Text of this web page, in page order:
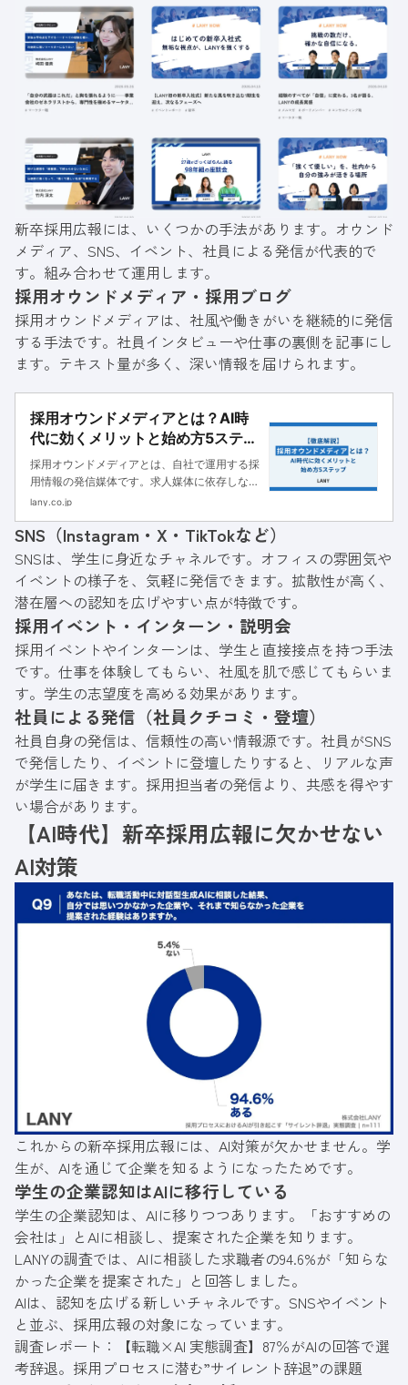
新卒採用広報には、いくつかの手法があります。オウンド
メディア、SNS、イベント、社員による発信が代表的で
す。組み合わせて運用します。
採用オウンドメディア・採用ブログ
採用オウンドメディアは、社風や働きがいを継続的に発信
する手法です。社員インタビューや仕事の裏側を記事にし
ます。テキスト量が多く、深い情報を届けられます。
採用オウンドメディアとは？AI時
代に効くメリットと始め方5ステッ
プ
採用オウンドメディアとは、自社で運用する採
用情報の発信媒体です。求人媒体に依存しない
母集団形成を実現できるだけでなく、AI時代に
役割も担います。本記事では、採用オウンドメ
ディアの種類やメリット、立ち上げから運用ま
での5つのステップを、実証データを交えなが
ら解説します。
lany.co.jp
SNS（Instagram・X・TikTokなど）
SNSは、学生に身近なチャネルです。オフィスの雰囲気や
イベントの様子を、気軽に発信できます。拡散性が高く、
潜在層への認知を広げやすい点が特徴です。
採用イベント・インターン・説明会
採用イベントやインターンは、学生と直接接点を持つ手法
です。仕事を体験してもらい、社風を肌で感じてもらいま
す。学生の志望度を高める効果があります。
社員による発信（社員クチコミ・登壇）
社員自身の発信は、信頼性の高い情報源です。社員がSNS
で発信したり、イベントに登壇したりすると、リアルな声
が学生に届きます。採用担当者の発信より、共感を得やす
い場合があります。
【AI時代】新卒採用広報に欠かせない
AI対策
これからの新卒採用広報には、AI対策が欠かせません。学
生が、AIを通じて企業を知るようになったためです。
学生の企業認知はAIに移行している
学生の企業認知は、AIに移りつつあります。「おすすめの
会社は」とAIに相談し、提案された企業を知ります。
LANYの調査では、AIに相談した求職者の94.6%が「知らな
かった企業を提案された」と回答しました。
AIは、認知を広げる新しいチャネルです。SNSやイベント
と並ぶ、採用広報の対象になっています。
調査レポート：
【転職×AI 実態調査】87％がAIの回答で選
考辞退。採用プロセスに潜む”サイレント辞退”の課題